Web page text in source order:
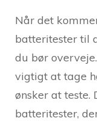
Når det
batteritester til
du bør
vigtigt at tage
ønsker at teste.
batteritester,